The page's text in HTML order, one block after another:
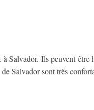
Salvador. Ils peuvent
Salvador sont très